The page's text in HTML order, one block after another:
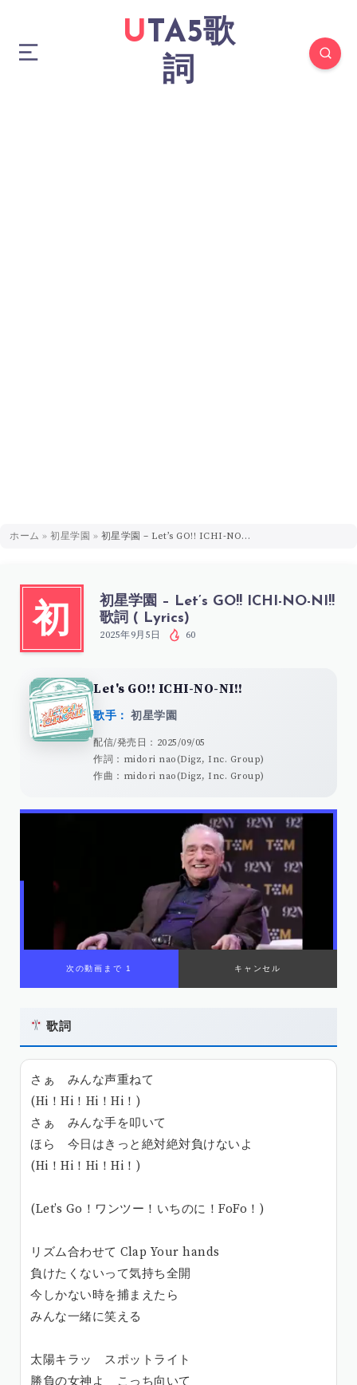
UTA5歌
詞
ホーム » 初星学園 » 初星学園 – Let’s GO!! ICHI-NO-NI!! 歌詞 ( Lyrics)
初
初星学園 – Let’s GO!! ICHI-NO-NI!!
歌詞 ( Lyrics)
2025年9月5日 60
Let's GO!! ICHI-NO-NI!!
歌手： 初星学園
配信/発売日：2025/09/05
作詞：midori nao(Digz, Inc. Group)
作曲：midori nao(Digz, Inc. Group)
歌詞
さぁ みんな声重ねて
(Hi！Hi！Hi！Hi！)
さぁ みんな手を叩いて
ほら 今日はきっと絶対絶対負けないよ
(Hi！Hi！Hi！Hi！)
(Let’s Go！ワンツー！いちのに！FoFo！)
リズム合わせて Clap Your hands
負けたくないって気持ち全開
今しかない時を捕まえたら
みんな一緒に笑える
太陽キラッ スポットライト
勝負の女神よ こっち向いて